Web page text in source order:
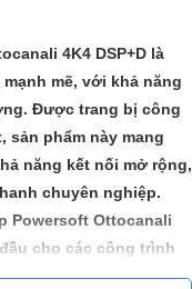
4K4 DSP+D là
mẽ, với khả năng
Được trang bị công
sản phẩm này mang
năng kết nối mở rộng,
chuyên nghiệp.
Powersoft Ottocanali
cho các công trình
thương mại, nhà hàng,